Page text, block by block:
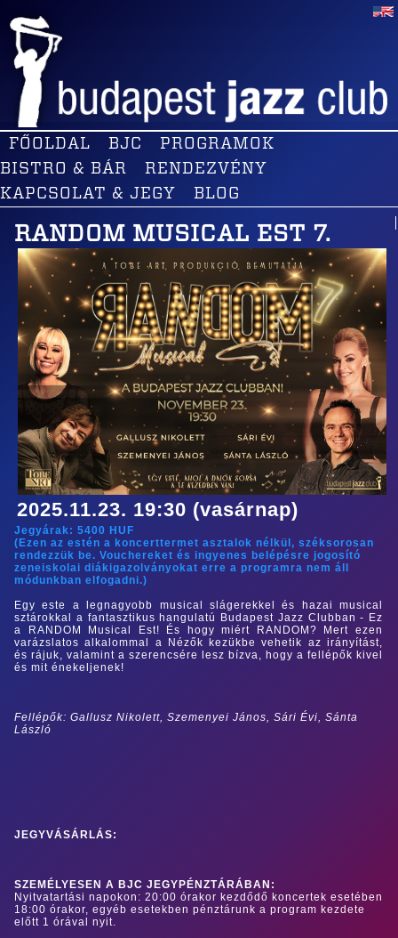
FŐOLDAL BJC
PROGRAMOK
BISTRO & BÁR
RENDEZVÉNY
KAPCSOLAT & JEGY
BLOG
RANDOM MUSICAL EST 7.
2025.11.23. 19:30 (vasárnap)
Jegyárak: 5400 HUF
(Ezen az estén a koncerttermet asztalok nélkül, széksorosan
rendezzük be. Vouchereket és ingyenes belépésre jogosító
zeneiskolai diákigazolványokat erre a programra nem áll
módunkban elfogadni.)
Egy este a legnagyobb musical slágerekkel és hazai musical
sztárokkal a fantasztikus hangulatú Budapest Jazz Clubban - Ez
a RANDOM Musical Est! És hogy miért RANDOM? Mert ezen
varázslatos alkalommal a Nézők kezükbe vehetik az irányítást,
és rájuk, valamint a szerencsére lesz bízva, hogy a fellépők kivel
és mit énekeljenek!
Fellépők: Gallusz Nikolett, Szemenyei János, Sári Évi, Sánta
László
JEGYVÁSÁRLÁS:
SZEMÉLYESEN A BJC JEGYPÉNZTÁRÁBAN:
Nyitvatartási napokon: 20:00 órakor kezdődő koncertek esetében
18:00 órakor, egyéb esetekben pénztárunk a program kezdete
előtt 1 órával nyit.